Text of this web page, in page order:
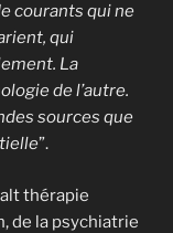
courants qui ne
qui
La
de l’autre.
sources que
”.
thérapie
de la psychiatrie